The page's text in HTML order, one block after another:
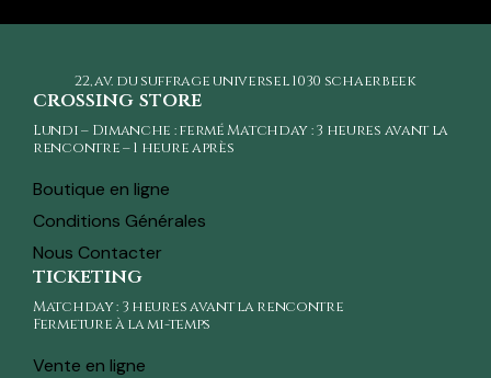
22, av. du suffrage universel1030 schaerbeek
crossing store
Lundi – Dimanche : fermé Matchday : 3 heures avant la
rencontre – 1 heure après
Boutique en ligne
Conditions Générales
Nous Contacter
ticketing
Matchday : 3 heures avant la rencontre
Fermeture à la mi-temps
Vente en ligne